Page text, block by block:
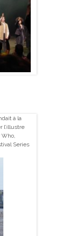
à la
l’illustre
Who,
Series